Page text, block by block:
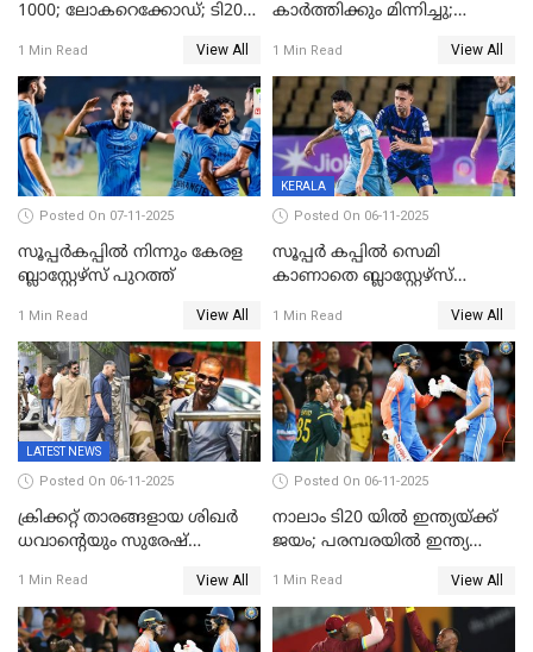
1000; ലോകറെക്കോഡ്; ടി20
അപൂര്‍വനേട്ടവുമായി
അഭിഷേക് ശർമ
1 Min Read View All
കാർത്തിക്കും മിന്നിച്ചു;
ഇന്ത്യ; ഹോങ്കോങ് സിക്സസ്
ക്രിക്കറ്റ് ടൂർണമെന്റിൽ ജയം
1 Min Read View All
Posted On 07-11-2025
സൂപ്പര്‍കപ്പില്‍ നിന്നും കേരള
ബ്ലാസ്റ്റേഴ്‌സ് പുറത്ത്
1 Min Read View All
KERALA
Posted On 06-11-2025
സൂപ്പർ കപ്പിൽ സെമി
കാണാതെ ബ്ലാസ്റ്റേഴ്സ്
1 Min Read View All
LATEST NEWS
Posted On 06-11-2025
ക്രിക്കറ്റ് താരങ്ങളായ ശിഖർ
ധവാന്‍റെയും സുരേഷ്
കണ്ടുകെട്ടി
1 Min Read View All
Posted On 06-11-2025
നാലാം ടി20 യില്‍ ഇന്ത്യയ്ക്ക്
ജയം; പരമ്പരയിൽ ഇന്ത്യ
1 Min Read View All